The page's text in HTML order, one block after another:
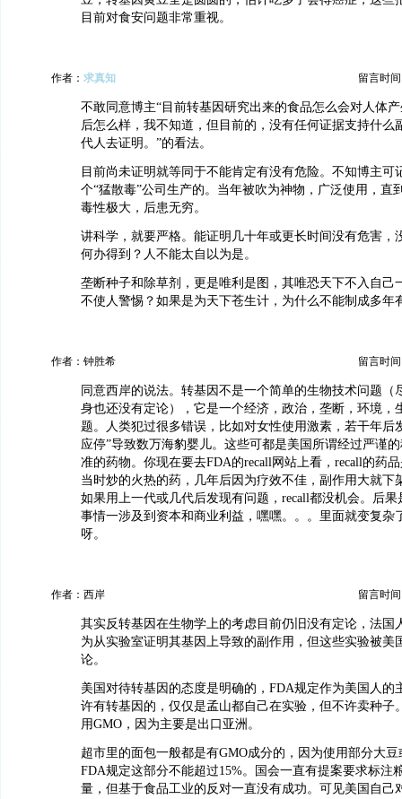
目前对食安问题非常重视。
作者： 求真知 留言时间
不敢同意博主“目前转基因研究出来的食品怎么会对人体
后怎么样，我不知道，但目前的，没有任何证据支持什么
代人去证明。”的看法。
目前尚未证明就等同于不能肯定有没有危险。不知博主可
个“猛散毒”公司生产的。当年被吹为神物，广泛使用，直
毒性极大，后患无穷。
讲科学，就要严格。能证明几十年或更长时间没有危害，
何办得到？人不能太自以为是。
垄断种子和除草剂，更是唯利是图，其唯恐天下不入自己
不使人警惕？如果是为天下苍生计，为什么不能制成多年
作者：钟胜希 留言时间
同意西岸的说法。转基因不是一个简单的生物技术问题（
身也还没有定论），它是一个经济，政治，垄断，环境，
题。人类犯过很多错误，比如对女性使用激素，若干年后
应停”导致数万海豹婴儿。这些可都是美国所谓经过严谨
准的药物。你现在要去FDA的recall网站上看，recall的药
当时炒的火热的药，几年后因为疗效不佳，副作用大就下
如果用上一代或几代后发现有问题，recall都没机会。后
事情一涉及到资本和商业利益，嘿嘿。。。里面就变复杂
呀。
作者：西岸 留言时间
其实反转基因在生物学上的考虑目前仍旧没有定论，法国
为从实验室证明其基因上导致的副作用，但这些实验被美
论。
美国对待转基因的态度是明确的，FDA规定作为美国人的
许有转基因的，仅仅是孟山都自己在实验，但不许卖种子
用GMO，因为主要是出口亚洲。
超市里的面包一般都是有GMO成分的，因为使用部分大
FDA规定这部分不能超过15%。国会一直有提案要求标注
量，但基于食品工业的反对一直没有成功。可见美国自己